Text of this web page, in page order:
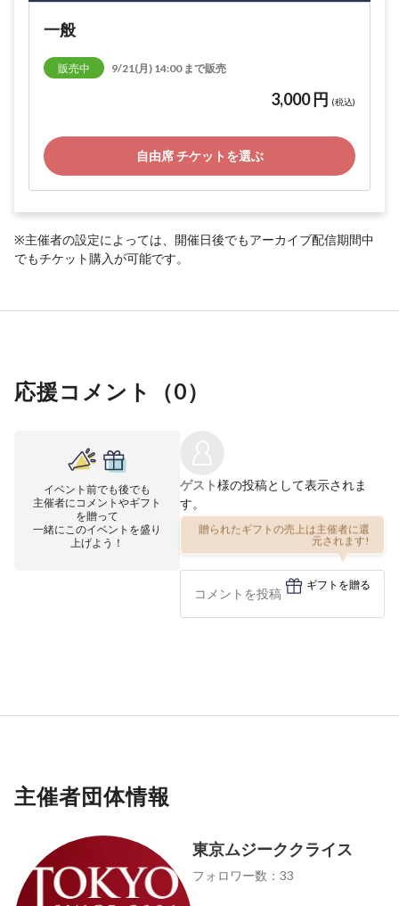
一般
販売中 9/21(月) 14:00 まで販売
3,000 円 (税込)
自由席 チケットを選ぶ
※主催者の設定によっては、開催日後でもアーカイブ配信期間中
でもチケット購入が可能です。
応援コメント（0）
イベント前でも後でも
主催者にコメントやギフト
を贈って
一緒にこのイベントを盛り
上げよう！
ゲスト様の投稿として表示されま
す。
贈られたギフトの売上は主催者に還
元されます!
ギフトを贈る
主催者団体情報
東京ムジーククライス
フォロワー数：33